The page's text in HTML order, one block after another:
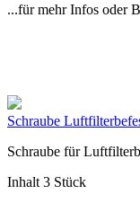
...für mehr Infos oder
Schraube
Schraube für
Inhalt 3 Stück